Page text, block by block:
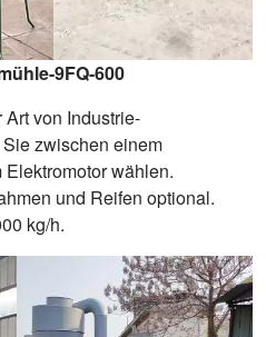
9FQ-600
von Industrie-
zwischen einem
wählen.
und Reifen optional.
kg/h.